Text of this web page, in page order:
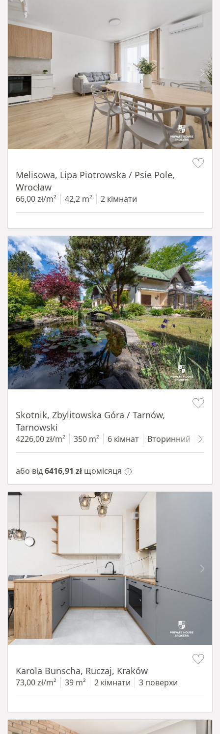
Melisowa, Lipa Piotrowska / Psie Pole,
Wrocław
66,00 zł/m² 42,2 m² 2 кімнати
Skotnik, Zbylitowska Góra / Tarnów,
Tarnowski
4226,00 zł/m² 350 m² 6 кімнат Вторинний 2200
або від6416,91 zł щомісяця
Karola Bunscha, Ruczaj, Kraków
73,00 zł/m² 39 m² 2 кімнати 3 поверхи